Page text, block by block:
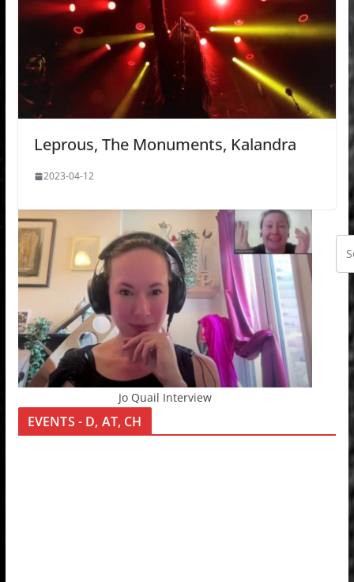
Leprous, The Monuments, Kalandra
2023-04-12
Jo Quail Interview
EVENTS - D, AT, CH